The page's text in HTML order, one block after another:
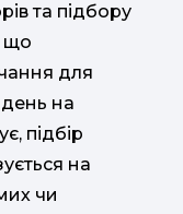
та підбору
що
для
день на
підбір
на
чи